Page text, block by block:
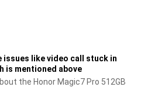
issues like video call stuck in
is mentioned above
the Honor Magic7 Pro 512GB